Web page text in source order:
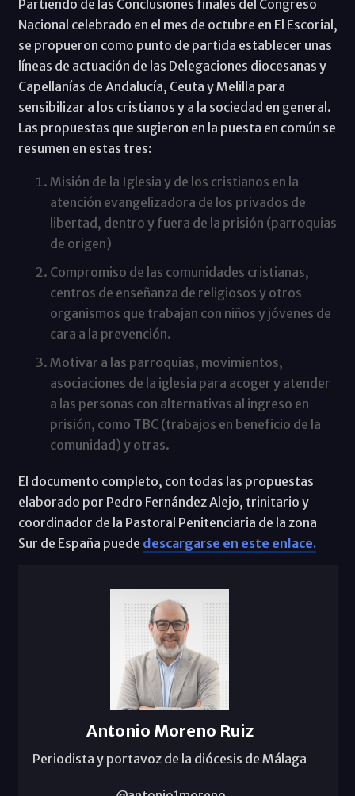
Partiendo de las Conclusiones finales del Congreso
Nacional celebrado en el mes de octubre en El Escorial,
se propueron como punto de partida establecer unas
líneas de actuación de las Delegaciones diocesanas y
Capellanías de Andalucía, Ceuta y Melilla para
sensibilizar a los cristianos y a la sociedad en general.
Las propuestas que sugieron en la puesta en común se
resumen en estas tres:
Misión de la Iglesia y de los cristianos en la
atención evangelizadora de los privados de
libertad, dentro y fuera de la prisión (parroquias
de origen)
Compromiso de las comunidades cristianas,
centros de enseñanza de religiosos y otros
organismos que trabajan con niños y jóvenes de
cara a la prevención.
Motivar a las parroquias, movimientos,
asociaciones de la iglesia para acoger y atender
a las personas con alternativas al ingreso en
prisión, como TBC (trabajos en beneficio de la
comunidad) y otras.
El documento completo, con todas las propuestas
elaborado por Pedro Fernández Alejo, trinitario y
coordinador de la Pastoral Penitenciaria de la zona
Sur de España puede descargarse en este enlace.
Antonio Moreno Ruiz
Periodista y portavoz de la diócesis de Málaga